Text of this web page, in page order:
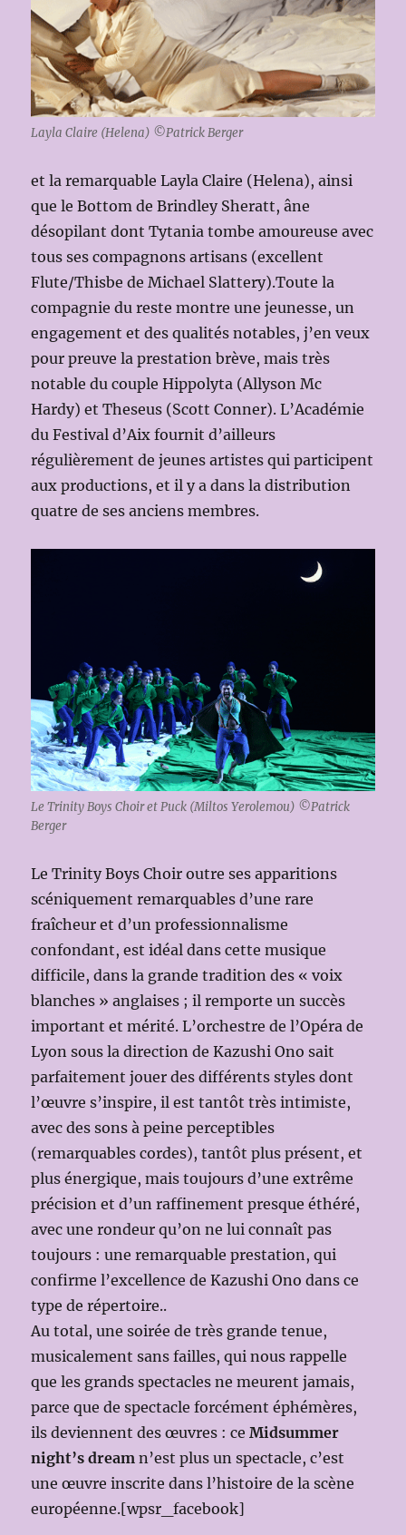
Layla Claire (Helena) ©Patrick Berger
et la remarquable Layla Claire (Helena), ainsi
que le Bottom de Brindley Sheratt, âne
désopilant dont Tytania tombe amoureuse avec
tous ses compagnons artisans (excellent
Flute/Thisbe de Michael Slattery).Toute la
compagnie du reste montre une jeunesse, un
engagement et des qualités notables, j’en veux
pour preuve la prestation brève, mais très
notable du couple Hippolyta (Allyson Mc
Hardy) et Theseus (Scott Conner). L’Académie
du Festival d’Aix fournit d’ailleurs
régulièrement de jeunes artistes qui participent
aux productions, et il y a dans la distribution
quatre de ses anciens membres.
Le Trinity Boys Choir et Puck (Miltos Yerolemou) ©Patrick
Berger
Le Trinity Boys Choir outre ses apparitions
scéniquement remarquables d’une rare
fraîcheur et d’un professionnalisme
confondant, est idéal dans cette musique
difficile, dans la grande tradition des « voix
blanches » anglaises ; il remporte un succès
important et mérité. L’orchestre de l’Opéra de
Lyon sous la direction de Kazushi Ono sait
parfaitement jouer des différents styles dont
l’œuvre s’inspire, il est tantôt très intimiste,
avec des sons à peine perceptibles
(remarquables cordes), tantôt plus présent, et
plus énergique, mais toujours d’une extrême
précision et d’un raffinement presque éthéré,
avec une rondeur qu’on ne lui connaît pas
toujours : une remarquable prestation, qui
confirme l’excellence de Kazushi Ono dans ce
type de répertoire..
Au total, une soirée de très grande tenue,
musicalement sans failles, qui nous rappelle
que les grands spectacles ne meurent jamais,
parce que de spectacle forcément éphémères,
ils deviennent des œuvres : ceMidsummer
night’s dream n’est plus un spectacle, c’est
une œuvre inscrite dans l’histoire de la scène
européenne.[wpsr_facebook]